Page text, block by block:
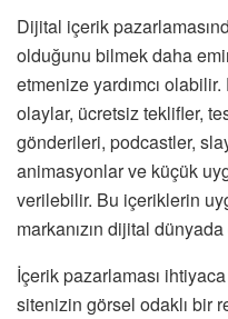
Dijital içerik
olduğunu bilmek daha
etmenize yardımcı
olaylar, ücretsiz teklifler,
gönderileri, podcastler,
animasyonlar ve küçük
verilebilir. Bu içeriklerin
markanızın dijital
İçerik pazarlaması
sitenizin görsel odaklı bir